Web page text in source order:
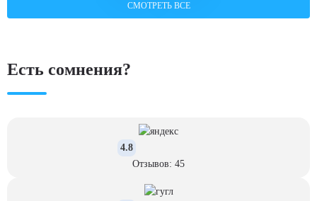
СМОТРЕТЬ ВСЕ
Есть сомнения?
4.8
Отзывов: 45